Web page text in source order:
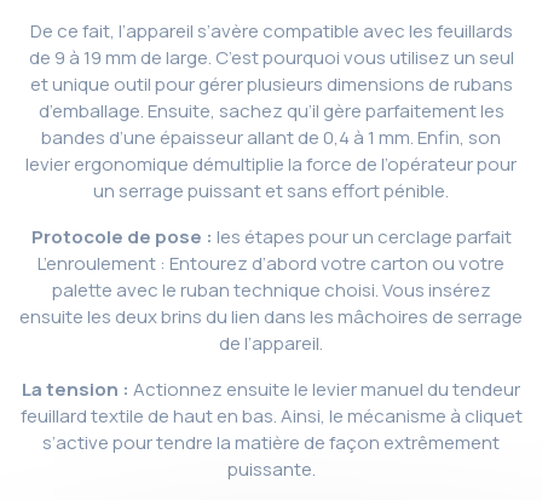
De ce fait, l’appareil s’avère compatible avec les feuillards
de 9 à 19 mm de large. C’est pourquoi vous utilisez un seul
et unique outil pour gérer plusieurs dimensions de rubans
d’emballage. Ensuite, sachez qu’il gère parfaitement les
bandes d’une épaisseur allant de 0,4 à 1 mm. Enfin, son
levier ergonomique démultiplie la force de l’opérateur pour
un serrage puissant et sans effort pénible.
Protocole de pose : les étapes pour un cerclage parfait
L’enroulement : Entourez d’abord votre carton ou votre
palette avec le ruban technique choisi. Vous insérez
ensuite les deux brins du lien dans les mâchoires de serrage
de l’appareil.
La tension : Actionnez ensuite le levier manuel du tendeur
feuillard textile de haut en bas. Ainsi, le mécanisme à cliquet
s’active pour tendre la matière de façon extrêmement
puissante.